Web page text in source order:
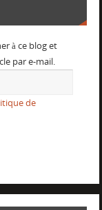
à ce blog et
par e-mail.
de